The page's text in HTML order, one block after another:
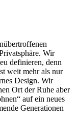
Wir
definieren, denn
weit mehr als nur
Design. Wir
Ort der Ruhe aber
auf ein neues
Generationen